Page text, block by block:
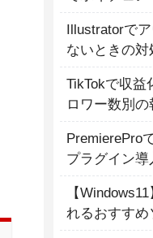
Illustratorで
ないときの対
TikTokで収益
ロワー数別の
PremierePro
プラグイン導
【
れるおすすめ